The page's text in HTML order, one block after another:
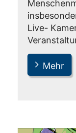
Live-
Mehr